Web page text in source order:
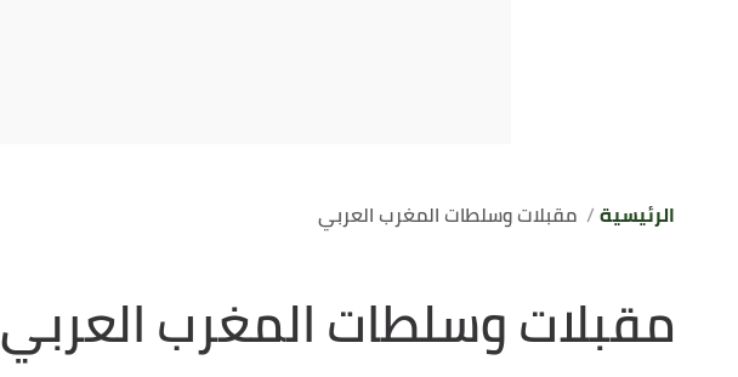
الرئيسية مقبلات وسلطات المغرب العربي
مقبلات وسلطات المغرب العربي